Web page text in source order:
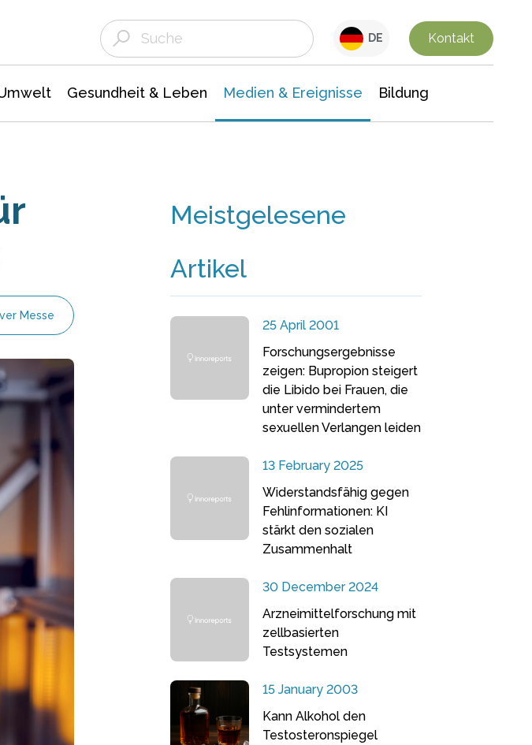
DE Kontakt
Gesundheit & Leben Medien & Ereignisse Bildung
Messe
Meistgelesene
Artikel
25 April 2001
Forschungsergebnisse
zeigen: Bupropion steigert
die Libido bei Frauen, die
unter vermindertem
sexuellen Verlangen leiden
13 February 2025
Widerstandsfähig gegen
Fehlinformationen: KI
stärkt den sozialen
Zusammenhalt
30 December 2024
Arzneimittelforschung mit
zellbasierten
Testsystemen
15 January 2003
Kann Alkohol den
Testosteronspiegel